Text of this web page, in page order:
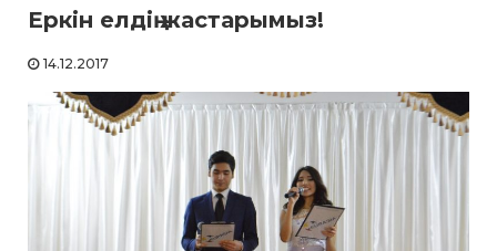
Еркін елдің жастарымыз!
14.12.2017